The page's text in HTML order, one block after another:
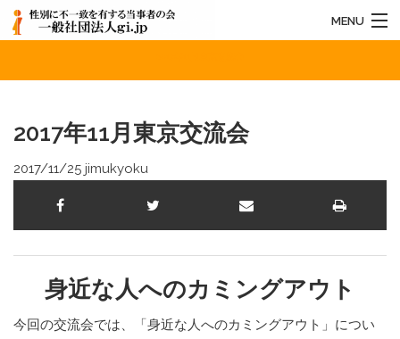
MENU
お知らせ
活動内容
2017年11月東京交流会
2017/11/25 jimukyoku
身近な人へのカミングアウト
今回の交流会では、「身近な人へのカミングアウト」につい